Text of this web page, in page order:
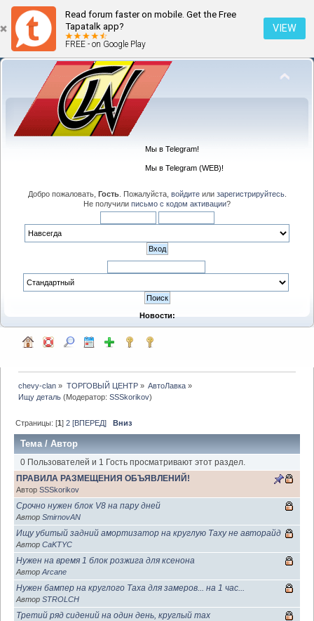
Read forum faster on mobile. Get the Free
Tapatalk app?
FREE - on Google Play
VIEW
Мы в Telegram!
Мы в Telegram (WEB)!
Добро пожаловать, Гость. Пожалуйста, войдитеили зарегистрируйтесь.
Не получили письмо с кодом активации?
Новости:
chevy-clan » ТОРГОВЫЙ ЦЕНТР» АвтоЛавка»
Ищу деталь (Модератор:SSSkorikov)
Страницы: [1]2 [ВПЕРЕД] Вниз
Тема /Автор
0 Пользователей и 1 Гость просматривают этот раздел.
ПРАВИЛА РАЗМЕЩЕНИЯ ОБЪЯВЛЕНИЙ!
Автор SSSkorikov
Срочно нужен блок V8 на пару дней
Автор SmirnovAN
Ищу убитый задний амортизатор на круглую Таху не авторайд
Автор CaKTYC
Нужен на время 1 блок розжига для ксенона
Автор Arcane
Нужен бампер на круглого Таха для замеров... на 1 час...
Автор STROLCH
Третий ряд сидений на один день, круглый тах